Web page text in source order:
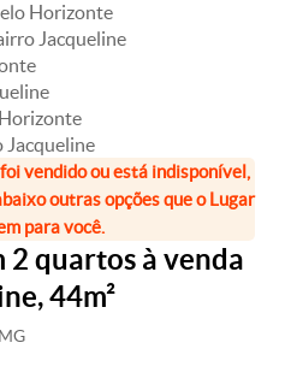
Horizonte
Jacqueline
Jacqueline
vendido ou está indisponível,
outras opções que o Lugar
para você.
quartos à venda
44m²